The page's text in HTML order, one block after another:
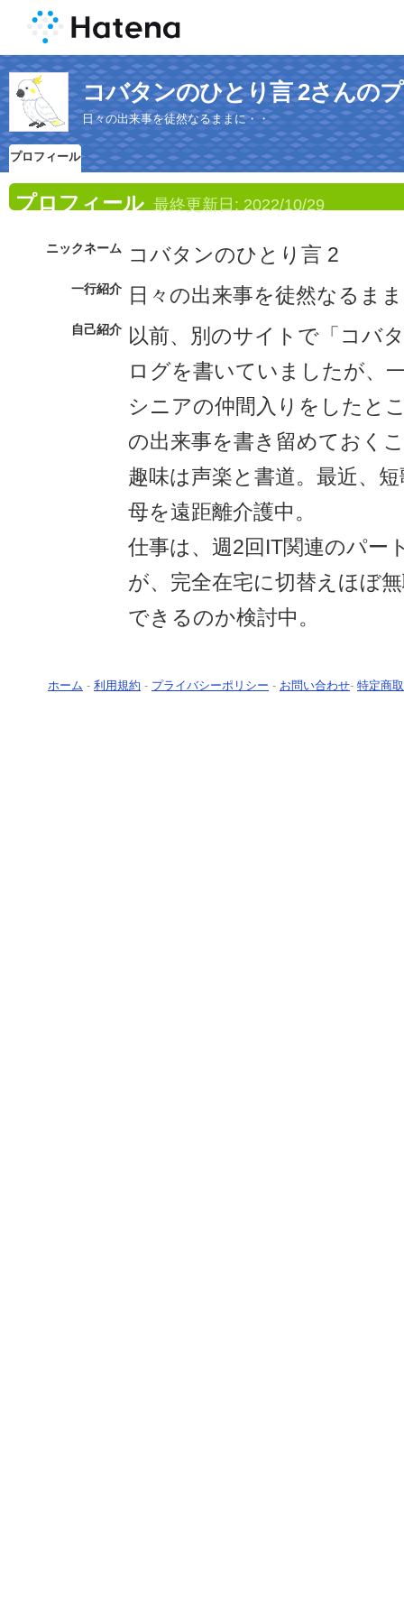
コバタンのひとり言 2さんの
日々の出来事を徒然なるままに・・
プロフィール
プロフィール 最終更新日: 2022/10/29
ニックネーム コバタンのひとり言 2
一行紹介 日々の出来事を徒然なるま
自己紹介 以前、別のサイトで「コバ
ログを書いていましたが、
シニアの仲間入りをしたと
の出来事を書き留めておく
趣味は声楽と書道。最近、
母を遠距離介護中。
仕事は、週2回IT関連のパー
が、完全在宅に切替えほぼ
できるのか検討中。
ホーム - 利用規約 - プライバシーポリシー - お問い合わせ- 特定商